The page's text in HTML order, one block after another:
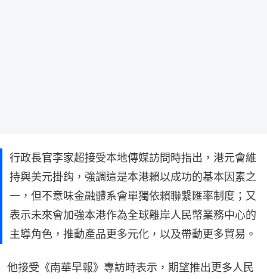
行政長官李家超接受本地傳媒訪問時指出，港元會維
持與美元掛鈎，強調這是本港賴以成功的基本因素之
一，但不意味金融體系會單獨依賴聯繫匯率制度；又
表示未來會加強本港作為全球離岸人民幣業務中心的
主導角色，推動產品更多元化，以及帶動更多貿易。
他接受《南華早報》專訪時表示，期望推出更多人民